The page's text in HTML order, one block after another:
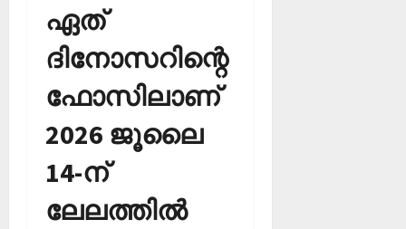
ഏത്
ദിനോസറിന്റെ
ഫോസിലാണ്
2026 ജൂലൈ
14-ന്
ലേലത്തില്‍